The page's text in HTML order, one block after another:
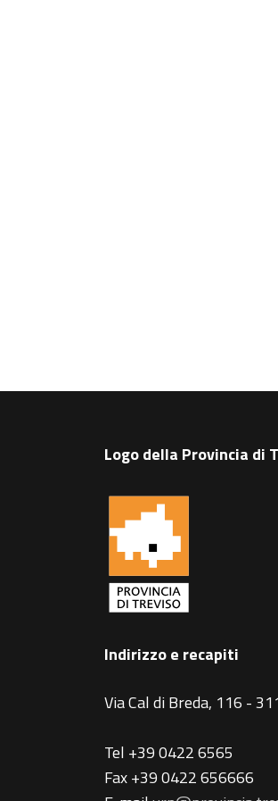
Logo della Provincia di
Indirizzo e recapiti
Via Cal di Breda, 116 -
Tel +39 0422 6565
Fax +39 0422 656666